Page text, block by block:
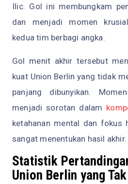
Ilic. Gol ini membungkam
dan menjadi momen
kedua tim berbagi angka.
Gol menit akhir tersebut
kuat Union Berlin yang tidak
panjang dibunyikan.
menjadi sorotan dalam
ketahanan mental dan fokus
sangat menentukan hasil akhir.
Statistik
Union Berlin yang